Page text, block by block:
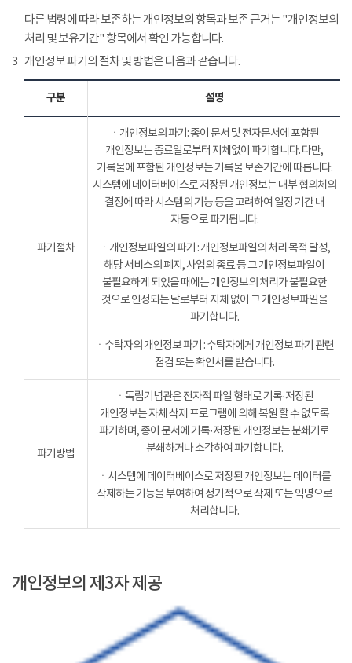
다른 법령에 따라 보존하는 개인정보의 항목과 보존 근거는 "개인정보의
처리 및 보유기간" 항목에서 확인 가능합니다.
3 개인정보 파기의 절차 및 방법은 다음과 같습니다.
구분 설명
파기절차
ㆍ개인정보의 파기: 종이 문서 및 전자문서에 포함된
개인정보는 종료일로부터 지체없이 파기합니다. 다만,
기록물에 포함된 개인정보는 기록물 보존기간에 따릅니다.
시스템에 데이터베이스로 저장된 개인정보는 내부 협의체의
결정에 따라 시스템의 기능 등을 고려하여 일정 기간 내
자동으로 파기됩니다.
ㆍ개인정보파일의 파기 : 개인정보파일의 처리 목적 달성,
해당 서비스의 폐지, 사업의 종료 등 그 개인정보파일이
불필요하게 되었을 때에는 개인정보의 처리가 불필요한
것으로 인정되는 날로부터 지체 없이 그 개인정보파일을
파기합니다.
ㆍ수탁자의 개인정보 파기 : 수탁자에게 개인정보 파기 관련
점검 또는 확인서를 받습니다.
파기방법
ㆍ독립기념관은 전자적 파일 형태로 기록·저장된
개인정보는 자체 삭제 프로그램에 의해 복원 할 수 없도록
파기하며, 종이 문서에 기록·저장된 개인정보는 분쇄기로
분쇄하거나 소각하여 파기합니다.
ㆍ시스템에 데이터베이스로 저장된 개인정보는 데이터를
삭제하는 기능을 부여하여 정기적으로 삭제 또는 익명으로
처리합니다.
개인정보의 제3자 제공